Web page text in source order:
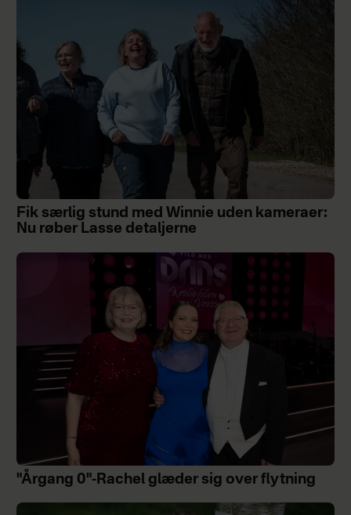
Fik særlig stund med Winnie uden kameraer:
Nu røber Lasse detaljerne
"Årgang 0"-Rachel glæder sig over flytning